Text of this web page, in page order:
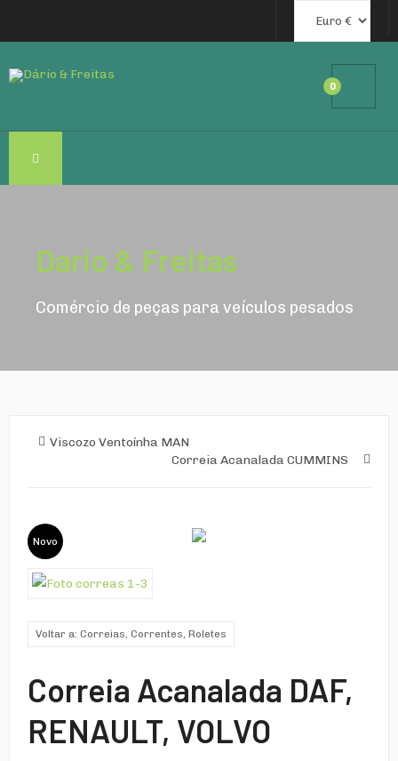
0
Dario & Freitas
Comércio de peças para veículos pesados
Viscozo Ventoínha MAN
Correia Acanalada CUMMINS
Novo
Voltar a: Correias, Correntes, Roletes
Correia Acanalada DAF,
RENAULT, VOLVO